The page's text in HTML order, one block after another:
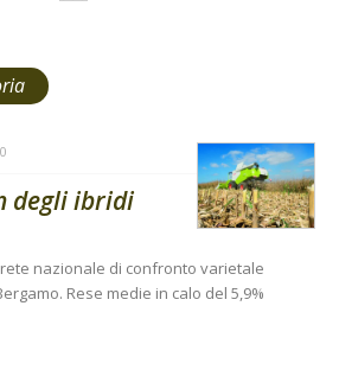
degli ibridi
nazionale di confronto varietale
Rese medie in calo del 5,9%